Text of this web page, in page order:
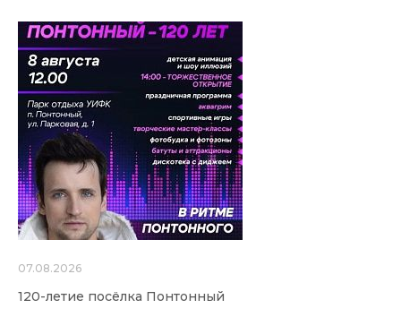
07.08.2026
120-летие посёлка Понтонный